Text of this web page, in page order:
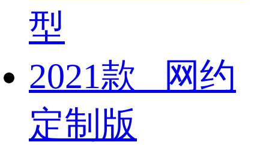
型
2021款 网约
定制版